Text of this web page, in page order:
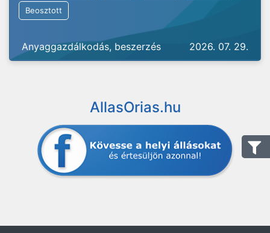
Beosztott
Anyaggazdálkodás, beszerzés 2026. 07. 29.
AllasOrias.hu